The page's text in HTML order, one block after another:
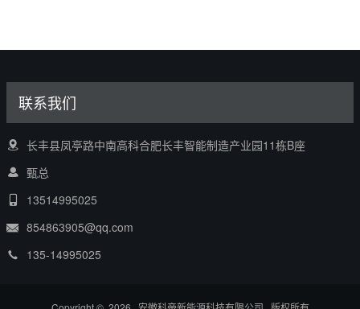
联系我们
长丰县凤亭路中南高科合肥长丰智能制造产业园11栋B座
甄总
13514995025
854863905@qq.com
135-14995025